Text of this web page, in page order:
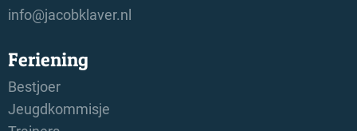
info@jacobklaver.nl
Feriening
Bestjoer
Jeugdkommisje